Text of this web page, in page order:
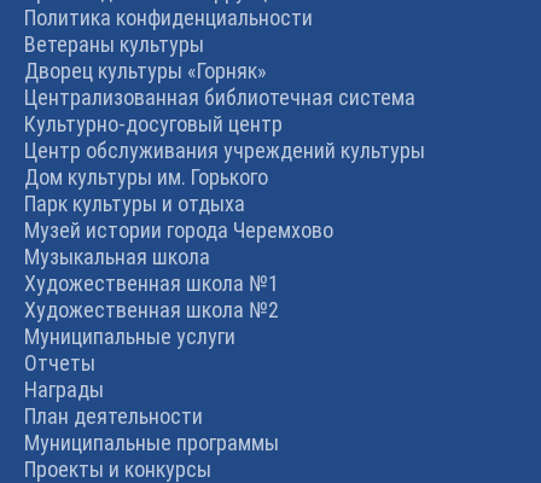
Политика конфиденциальности
Ветераны культуры
Дворец культуры «Горняк»
Централизованная библиотечная система
Культурно-досуговый центр
Центр обслуживания учреждений культуры
Дом культуры им. Горького
Парк культуры и отдыха
Музей истории города Черемхово
Музыкальная школа
Художественная школа №1
Художественная школа №2
Муниципальные услуги
Отчеты
Награды
План деятельности
Муниципальные программы
Проекты и конкурсы